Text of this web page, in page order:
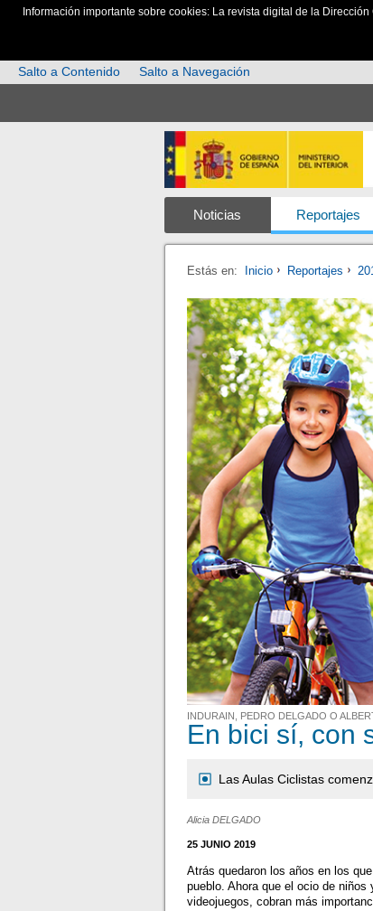
Información importante sobre cookies: La revista digital de la
Salto a Contenido
Salto a Navegación
Noticias Reportajes
Estás en: Inicio Reportajes
INDURAIN, PEDRO DELGADO O
En bici sí, con
Las Aulas Ciclistas
Alicia DELGADO
25 JUNIO 2019
Atrás quedaron los años en los
pueblo. Ahora que el ocio de
videojuegos, cobran más